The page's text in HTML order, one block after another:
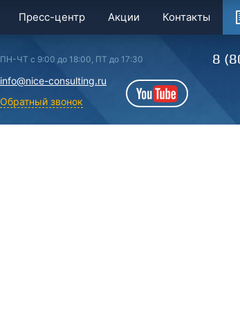
Пресс-центр Акции Контакты
ПН-ЧТ с 9:00 до 18:00, ПТ до 17:30
info@nice-consulting.ru
Обратный звонок
YouTube
8